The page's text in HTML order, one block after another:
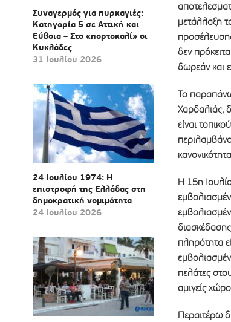
Συναγερμός για πυρκαγιές:
Κατηγορία 5 σε Αττική και
Εύβοια – Στο «πορτοκαλί» οι
Κυκλάδες
31 Ιουλίου 2026
24 Ιουλίου 1974: Η
επιστροφή της Ελλάδας στη
δημοκρατική νομιμότητα
24 Ιουλίου 2026
μετάλλαξη
δεν
δωρεάν και
Το
Χαρδαλιάς,
είναι
Η 15η
πληρότητα
πελάτες
αμιγείς
Περαιτέρω